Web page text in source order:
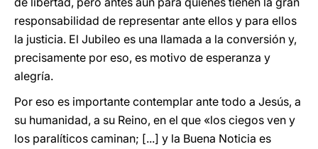
responsabilidad de representar ante ellos y para ellos
la justicia. El Jubileo es una llamada a la conversión y,
precisamente por eso, es motivo de esperanza y
alegría.
Por eso es importante contemplar ante todo a Jesús, a
su humanidad, a su Reino, en el que «los ciegos ven y
los paralíticos caminan; [...] y la Buena Noticia es